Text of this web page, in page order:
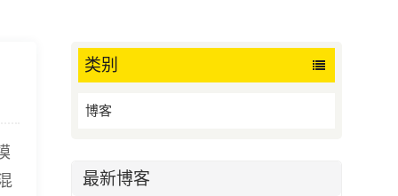
Español
中文
类别
博客
最新博客